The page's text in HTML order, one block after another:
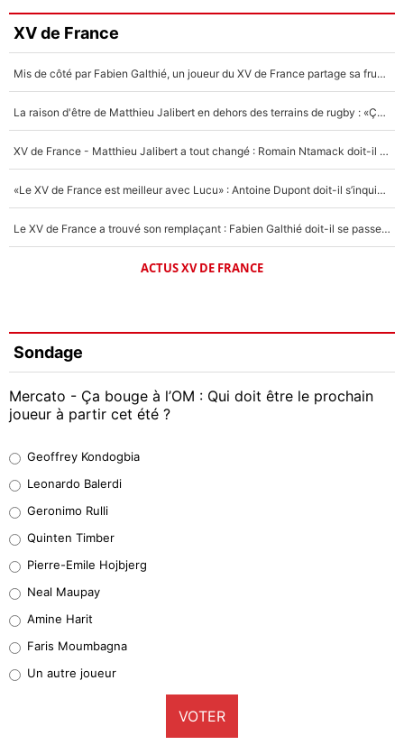
XV de France
Mis de côté par Fabien Galthié, un joueur du XV de France partage sa frustration : «ils ne me l’ont pas dit tout de suite»
La raison d'être de Matthieu Jalibert en dehors des terrains de rugby : «Ça m'atteint autant que si tu touches à un membre de ma famille»
XV de France - Matthieu Jalibert a tout changé : Romain Ntamack doit-il s’inquiéter pour sa place à un an de la Coupe du monde ?
«Le XV de France est meilleur avec Lucu» : Antoine Dupont doit-il s’inquiéter pour sa place ?
Le XV de France a trouvé son remplaçant : Fabien Galthié doit-il se passer d'Antoine Dupont ?
ACTUS XV DE FRANCE
Sondage
Mercato - Ça bouge à l’OM : Qui doit être le prochain
joueur à partir cet été ?
38%
32%
5%
1%
9%
Geoffrey Kondogbia
Leonardo Balerdi
Geronimo Rulli
Quinten Timber
Pierre-Emile Hojbjerg
Neal Maupay
Amine Harit
Faris Moumbagna
Un autre joueur
VOTER